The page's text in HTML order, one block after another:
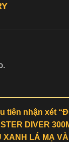
tiên nhận xét
DIVER
XANH LÁ MẠ